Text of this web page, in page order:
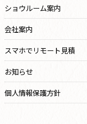
ショウルーム案内
会社案内
スマホでリモート見積
お知らせ
個人情報保護方針